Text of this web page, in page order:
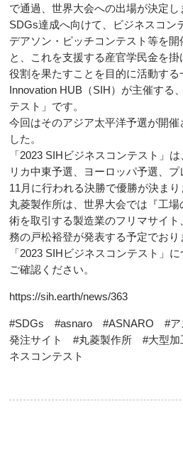
で通過、世界大会への出場が決定し
SDGs達成へ向けて、ビジネスコン
デアソン・ピッチコンテスト等を
と、これを支援する産官学民金を
役割を果たすことを目的に活動す
Innovation HUB（SIH）が主催する
テスト」です。
今回はそのアジア太平洋予選が開
した。
「2023 SIHビジネスコンテスト」
リカ中東予選、ヨーロッパ予選、
11月に行われる決勝で優勝が決まり
丸菱製作所は、世界大会では『工
術を取引する製造業のフリマサイ
務の戸松裕登が発表する予定でおり
「2023 SIHビジネスコンテスト」
ご確認ください。
https://sih.earth/news/363
#SDGs #asnaro #ASNARO #
発注サイト #丸菱製作所 #大型
ネスコンテスト